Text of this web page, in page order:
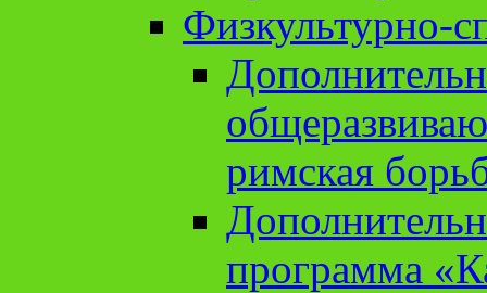
Физкультурно-
римская
программа